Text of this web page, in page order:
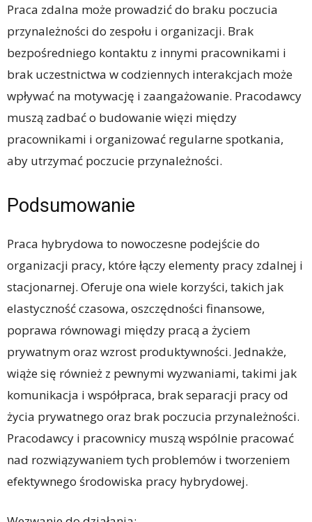
Praca zdalna może prowadzić do braku poczucia
przynależności do zespołu i organizacji. Brak
bezpośredniego kontaktu z innymi pracownikami i
brak uczestnictwa w codziennych interakcjach może
wpływać na motywację i zaangażowanie. Pracodawcy
muszą zadbać o budowanie więzi między
pracownikami i organizować regularne spotkania,
aby utrzymać poczucie przynależności.
Podsumowanie
Praca hybrydowa to nowoczesne podejście do
organizacji pracy, które łączy elementy pracy zdalnej i
stacjonarnej. Oferuje ona wiele korzyści, takich jak
elastyczność czasowa, oszczędności finansowe,
poprawa równowagi między pracą a życiem
prywatnym oraz wzrost produktywności. Jednakże,
wiąże się również z pewnymi wyzwaniami, takimi jak
komunikacja i współpraca, brak separacji pracy od
życia prywatnego oraz brak poczucia przynależności.
Pracodawcy i pracownicy muszą wspólnie pracować
nad rozwiązywaniem tych problemów i tworzeniem
efektywnego środowiska pracy hybrydowej.